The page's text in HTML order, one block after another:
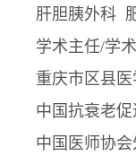
肝胆胰外科
学术主任/学
重庆市区县
中国抗衰老
中国医师协